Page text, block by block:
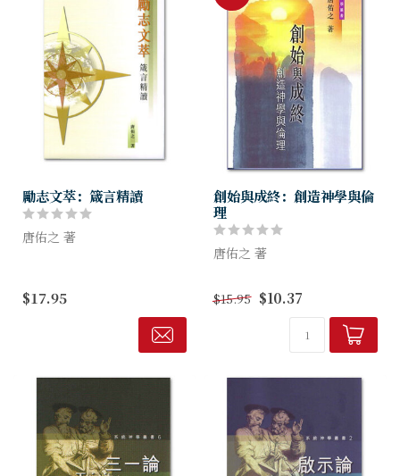
勵志文萃：箴言精讀
唐佑之 著
必需逐句細細咀嚼，不在量，
而在質。為注重這樣的讀法，
在詮釋的過程中不無困難。
$17.95
創始與成終：創造神學與倫
理
唐佑之 著
創造。全書共分三部，首部介
紹聖經神的方法論、創造論在
舊約神學的地位、創造論釋義
範疇及理念探究。第二部以聖
$15.95 $10.37